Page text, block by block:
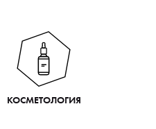
КОСМЕТОЛОГИЯ